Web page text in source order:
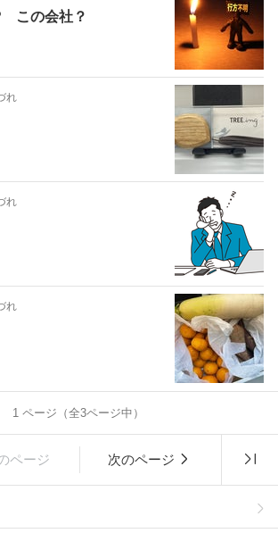
この会社？
れ
れ
れ
1 ページ（全3ページ中）
ページ 次のページ